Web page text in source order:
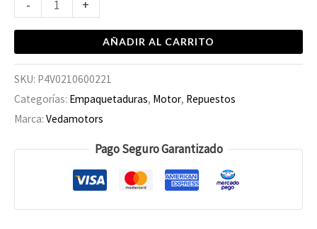
- +
AÑADIR AL CARRITO
SKU: P4V0210600221
Categorías: Empaquetaduras, Motor, Repuestos
Marca: Vedamotors
Pago Seguro Garantizado